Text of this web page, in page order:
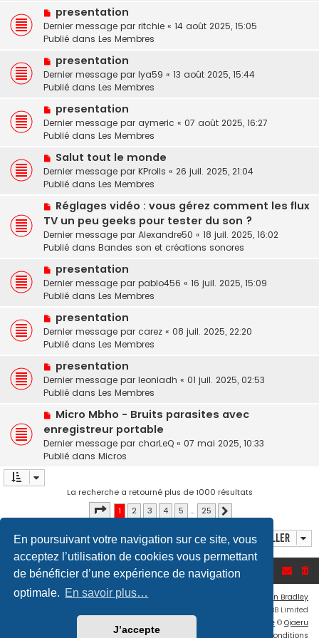
En poursuivant votre navigation sur ce site, vous
acceptez l’utilisation de cookies vous permettant
de bénéficier d’une expérience de navigation
optimale. En savoir plus…
J’accepte
es
s
a
e
e
a
u
e
s
s
g
e
N
o
u
e
a
u
e
s
s
a
g
e
presentation
Dernier message par ritchie « 14 août 2025, 15:05
Publié dans Les Membres
N
o
u
e
a
u
e
s
s
a
g
e
presentation
Dernier message par lya59 « 13 août 2025, 15:44
Publié dans Les Membres
N
o
u
e
a
u
e
s
s
a
e
presentation
Dernier message par aymeric « 07 août 2025, 16:27
Publié dans Les Membres
N
o
u
e
a
u
m
s
s
a
e
Salut tout le monde
Dernier message par KProlls « 26 juil. 2025, 21:04
Publié dans Les Membres
N
o
u
v
a
u
m
s
s
a
e
Réglages vidéo : vous gérez comment les flux
TV un peu geeks pour tester du son ?
Dernier message par Alexandre50 « 18 juil. 2025, 16:02
Publié dans Bandes son et créations sonores
N
o
u
e
a
u
e
s
s
a
g
e
presentation
Dernier message par pablo456 « 16 juil. 2025, 15:09
Publié dans Les Membres
N
o
u
e
a
u
e
s
s
a
presentation
Dernier message par carez « 08 juil. 2025, 22:20
Publié dans Les Membres
N
o
u
e
a
u
m
g
presentation
Dernier message par leoniadh « 01 juil. 2025, 02:53
Publié dans Les Membres
N
o
u
v
e
s
a
g
e
Micro Mbho - Bruits parasites avec
enregistreur portable
Dernier message par charLeQ « 07 mai 2025, 10:33
Publié dans Micros
La recherche a retourné plus de 1000 résultats
Page
1sur25
1 2 3 4 5 … 25
Aller
Accueil du forum
Ian Bradley
® Forum Software © phpBB Limited
Traduction française officielle © Qiaeru
Conditions